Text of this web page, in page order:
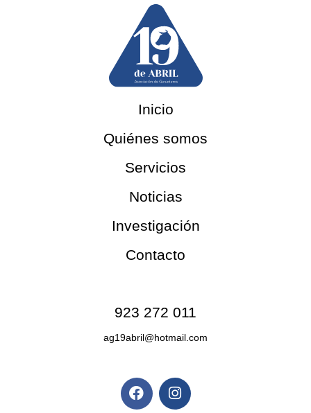
Inicio
Quiénes somos
Servicios
Noticias
Investigación
Contacto
923 272 011
ag19abril@hotmail.com